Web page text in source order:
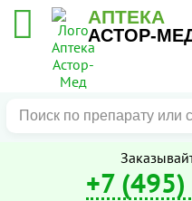
АПТЕКА
АСТОР-
+7